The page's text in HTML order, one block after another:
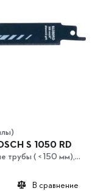
S 1050 RD
трубы ( < 150 мм),...
В сравнение